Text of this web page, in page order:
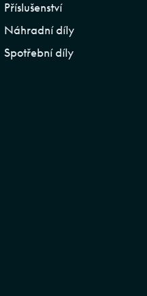
Příslušenství
Náhradní díly
Spotřební díly